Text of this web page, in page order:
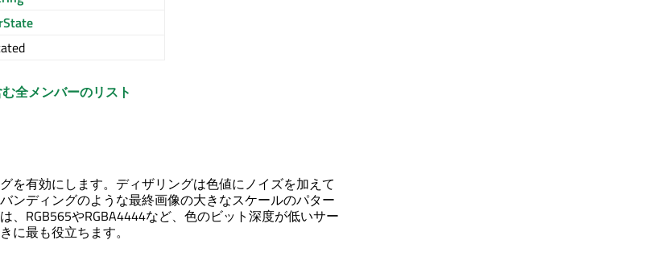
全メンバーのリスト
を有効にします。ディザリングは色値にノイズを加えて
ンディングのような最終画像の大きなスケールのパター
、RGB565やRGBA4444など、色のビット深度が低いサー
に最も役立ちます。